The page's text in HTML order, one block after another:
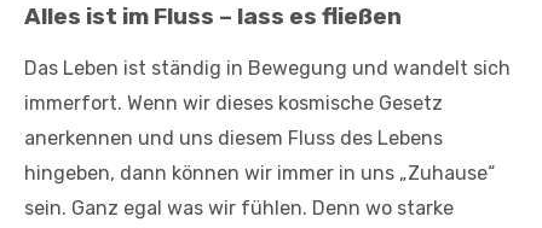
Alles ist im Fluss – lass es fließen
Das Leben ist ständig in Bewegung und wandelt sich
immerfort. Wenn wir dieses kosmische Gesetz
anerkennen und uns diesem Fluss des Lebens
hingeben, dann können wir immer in uns „Zuhause“
sein. Ganz egal was wir fühlen. Denn wo starke